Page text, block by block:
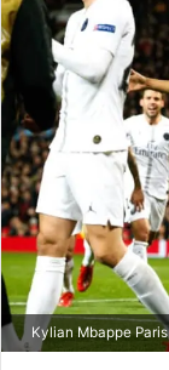
Kylian Mbappe